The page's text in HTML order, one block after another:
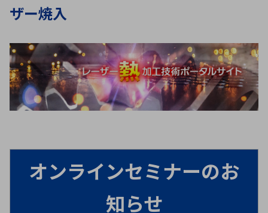
ロボティクス（AI）
品質管理・検査
情報通信
民生 医療
計測・測定・表示機器
ICTソリューション 組立・ロボティクス
特定用途向け・その他
ら行
アルファベット順
A B C
D
E
F
M
N O
P
Q
S
T
V
ザー焼入
オンラインセミナーのお
知らせ